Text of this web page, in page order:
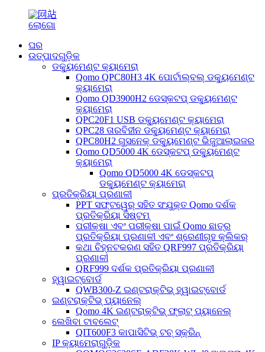
ଘର
ଉତ୍ପାଦଗୁଡ଼ିକ
ଡକ୍ୟୁମେଣ୍ଟ କ୍ୟାମେରା
Qomo QPC80H3 4K ପୋର୍ଟାଲ୍‌ବଲ୍ ଡକ୍ୟୁମେଣ୍ଟ
କ୍ୟାମେରା
Qomo QD3900H2 ଡେସ୍କଟପ୍ ଡକ୍ୟୁମେଣ୍ଟ
କ୍ୟାମେରା
QPC20F1 USB ଡକ୍ୟୁମେଣ୍ଟ କ୍ୟାମେରା
QPC28 ତାରବିହୀନ ଡକ୍ୟୁମେଣ୍ଟ କ୍ୟାମେରା
QPC80H2 ଗୁସନେକ୍ ଡକ୍ୟୁମେଣ୍ଟ ଭିଜୁଆଲାଇଜର
Qomo QD5000 4K ଡେସ୍କଟପ୍ ଡକ୍ୟୁମେଣ୍ଟ
କ୍ୟାମେରା
Qomo QD5000 4K ଡେସ୍କଟପ୍
ଡକ୍ୟୁମେଣ୍ଟ କ୍ୟାମେରା
ପ୍ରତିକ୍ରିୟା ପ୍ରଣାଳୀ
PPT ସଫ୍ଟୱେର୍ ସହିତ ସଂଯୁକ୍ତ Qomo ଦର୍ଶକ
ପ୍ରତିକ୍ରିୟା ସିଷ୍ଟମ୍
ପରୀକ୍ଷା ଏବଂ ପରୀକ୍ଷା ପାଇଁ Qomo ଛାତ୍ର
ପ୍ରତିକ୍ରିୟା ପ୍ରଣାଳୀ ଏବଂ ଶ୍ରେଣୀଗୃହ କ୍ଲିକର୍
କଥା ଚିହ୍ନଟକରଣ ସହିତ QRF997 ପ୍ରତିକ୍ରିୟା
ପ୍ରଣାଳୀ
QRF999 ଦର୍ଶକ ପ୍ରତିକ୍ରିୟା ପ୍ରଣାଳୀ
ହ୍ୱାଇଟ୍‌ବୋର୍ଡ
QWB300-Z ଇଣ୍ଟରାକ୍ଟିଭ୍ ହ୍ୱାଇଟ୍‌ବୋର୍ଡ
ଇଣ୍ଟରାକ୍ଟିଭ୍ ପ୍ୟାନେଲ୍
Qomo 4K ଇଣ୍ଟରାକ୍ଟିଭ୍ ଫ୍ଲାଟ୍ ପ୍ୟାନେଲ୍
ଲେଖିବା ଟାବଲେଟ୍
QIT600F3 କାପାସିଟିଭ୍ ଟଚ୍ ସ୍କ୍ରିନ୍
IP କ୍ୟାମେରାଗୁଡ଼ିକ